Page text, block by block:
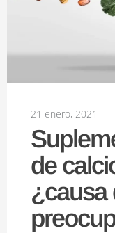
21 enero, 2021
de
¿causa